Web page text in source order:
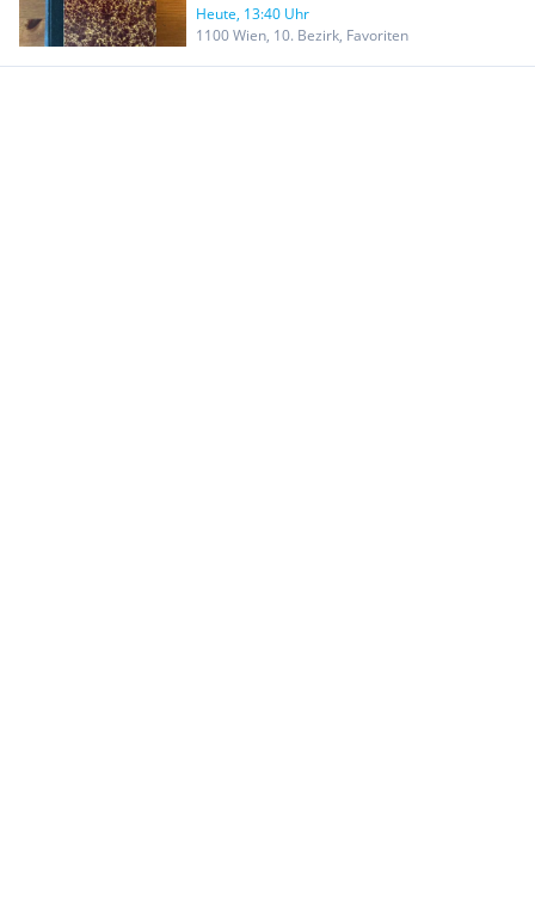
- Carl Stephenson Verlag
Lübeck/ Wien
Heute, 13:40 Uhr
1100 Wien, 10. Bezirk, Favoriten